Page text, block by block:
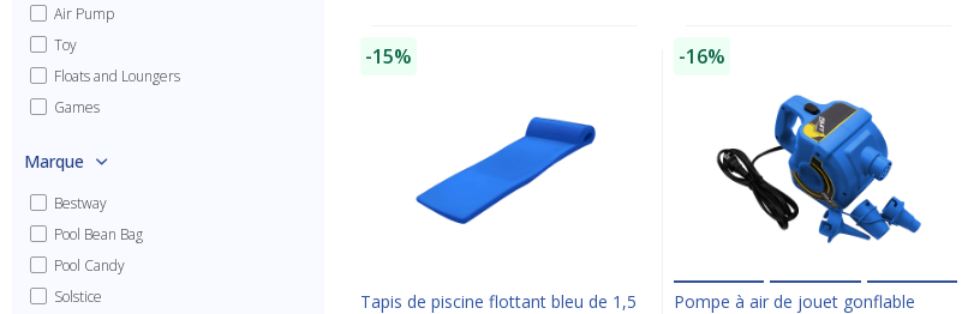
Air Pump
Toy
Floats and Loungers
Games
Marque
Bestway
Pool Bean Bag
Pool Candy
Solstice
-15%
Tapis de piscine flottant bleu de 1,5
-16%
Pompe à air de jouet gonflable